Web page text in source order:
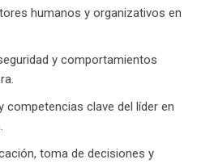
humanos y organizativos en
y comportamientos
competencias clave del líder en
toma de decisiones y